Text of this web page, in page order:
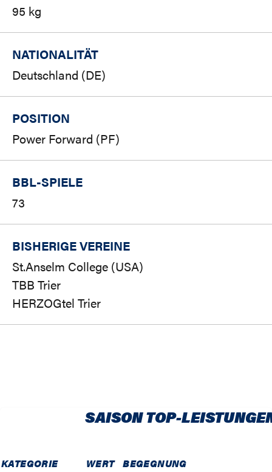
95 kg
NATIONALITÄT
Deutschland (DE)
POSITION
Power Forward (PF)
BBL-SPIELE
73
BISHERIGE VEREINE
St.Anselm College (USA)
TBB Trier
HERZOGtel Trier
SAISON TOP-
KATEGORIE WERT BEGEGNUNG